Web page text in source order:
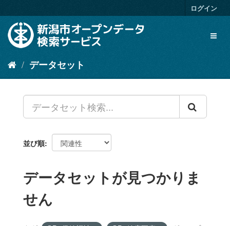
キ
容
ログイン
データセット
並び順
データセットが見つかりま
せん